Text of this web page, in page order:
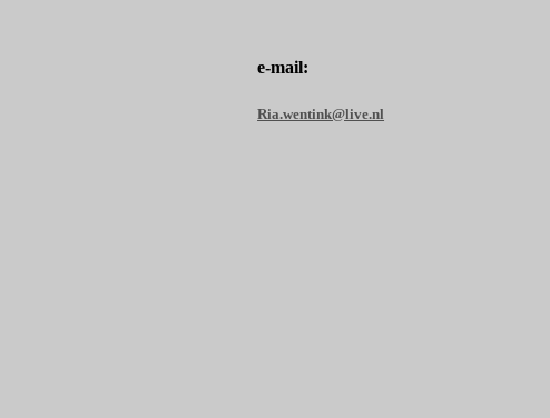
e-mail:
Ria.wentink@live.nl